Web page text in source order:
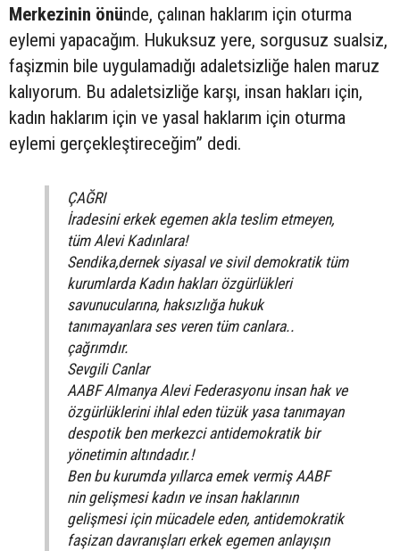
Merkezinin önünde, çalınan haklarım için oturma
eylemi yapacağım. Hukuksuz yere, sorgusuz sualsiz,
faşizmin bile uygulamadığı adaletsizliğe halen maruz
kalıyorum. Bu adaletsizliğe karşı, insan hakları için,
kadın haklarım için ve yasal haklarım için oturma
eylemi gerçekleştireceğim” dedi.
ÇAĞRI
İradesini erkek egemen akla teslim etmeyen,
tüm Alevi Kadınlara!
Sendika,dernek siyasal ve sivil demokratik tüm
kurumlarda Kadın hakları özgürlükleri
savunucularına, haksızlığa hukuk
tanımayanlara ses veren tüm canlara..
çağrımdır.
Sevgili Canlar
AABF Almanya Alevi Federasyonu insan hak ve
özgürlüklerini ihlal eden tüzük yasa tanımayan
despotik ben merkezci antidemokratik bir
yönetimin altındadır.!
Ben bu kurumda yıllarca emek vermiş AABF
nin gelişmesi kadın ve insan haklarının
gelişmesi için mücadele eden, antidemokratik
faşizan davranışları erkek egemen anlayışın